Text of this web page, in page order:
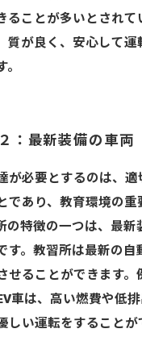
ることが多いとされて
質が良く、安心して運
：最新装備の車両
が必要とするのは、適
であり、教育環境の重
の特徴の一つは、最新
す。教習所は最新の自
せることができます。
車は、高い燃費や低
しい運転をすることが